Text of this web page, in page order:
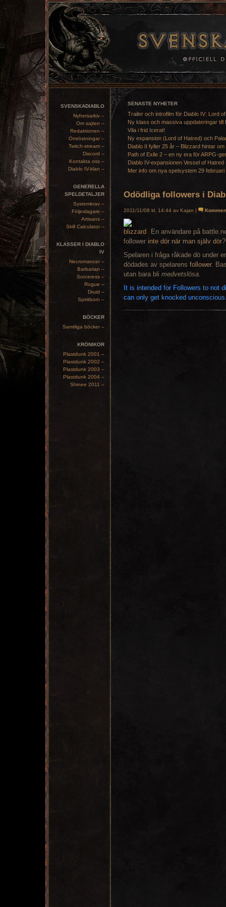
SVENSKADIABLO
Nyhetsarkiv –
Om sajten –
Redaktionen –
Omröstningar –
Twitch-stream –
Discord –
Kontakta oss –
Diablo IV-klan –
GENERELLA
SPELDETALJER
Systemkrav –
Följeslagare –
Artisans –
Skill Calculator –
KLASSER I DIABLO
IV
Necromancer –
Barbarian –
Sorceress –
Rogue –
Druid –
Spiritborn –
BÖCKER
Samtliga böcker –
KRÖNIKOR
Plastdunk 2001 –
Plastdunk 2002 –
Plastdunk 2003 –
Plastdunk 2004 –
Shinee 2011 –
SENASTE NYHETER
Trailer och introfilm för Diablo IV: Lord
Ny klass och massiva uppdateringar till
Vila i frid Icerat!
Ny expansion (Lord of Hatred) och
Diablo II fyller 25 år – Blizzard hintar om
Path of Exile 2 – en ny era för ARPG-
Diablo IV-expansionen Vessel of
Mer info om nya spelsystem 29 februari
Odödliga followers i
2011/11/08 kl. 14:44 av Kajan |
En användare på
follower inte dör när man själv dör?
Spelaren i fråga råkade dö under
dödades av spelarens follower.
utan bara bli medvetslösa.
It is intended for Followers to not
can only get knocked